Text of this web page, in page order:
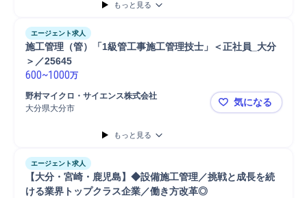
もっと見る
エージェント求人
施工管理（管）「1級管工事施工管理技士」＜正社員_大分
＞／25645
600~1000万
野村マイクロ・サイエンス株式会社
大分県大分市
施工管理（
気になる
もっと見る
エージェント求人
【大分・宮崎・鹿児島】◆設備施工管理／挑戦と成長を続
ける業界トップクラス企業／働き方改革◎